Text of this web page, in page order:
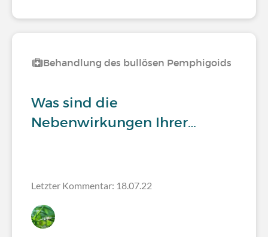
Behandlung des bullösen Pemphigoids
Was sind die
Nebenwirkungen Ihrer…
Letzter Kommentar: 18.07.22